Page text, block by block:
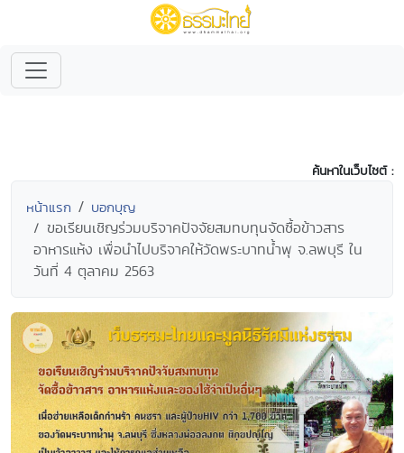
ค้นหาในเว็บไซต์ :
หน้าแรก บอกบุญ
ขอเรียนเชิญร่วมบริจาคปัจจัยสมทบทุนจัดซื้อข้าวสาร
อาหารแห้ง เพื่อนำไปบริจาคให้วัดพระบาทน้ำพุ จ.ลพบุรี ใน
วันที่ 4 ตุลาคม 2563